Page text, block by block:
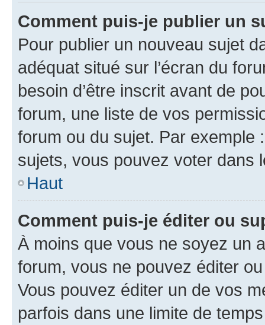
Comment puis-je publier un
Pour publier un nouveau sujet
adéquat situé sur l’écran du
besoin d’être inscrit avant de
forum, une liste de vos
forum ou du sujet. Par exemple
sujets, vous pouvez voter dans
Haut
Comment puis-je éditer ou
À moins que vous ne soyez un
forum, vous ne pouvez éditer
Vous pouvez éditer un de vos
parfois dans une limite de